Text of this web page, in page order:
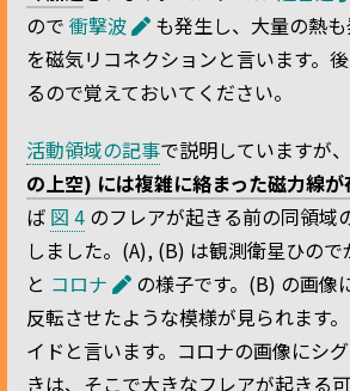
ので 衝撃波
も発生し、大量の熱
を磁気リコネクションと言います。
るので覚えておいてください。
活動領域の記事で説明していますが、
の上空) には複雑に絡まった磁力線が
ば 図 4 のフレアが起きる前の同領域
しました。(A), (B) は観測衛星ひので
と コロナ
の様子です。(B) の画像
反転させたような模様が見られます
イドと言います。コロナの画像にシ
きは、そこで大きなフレアが起きる